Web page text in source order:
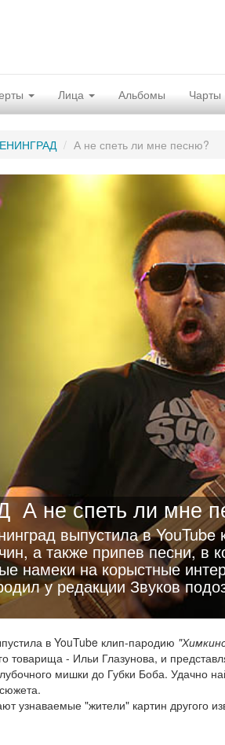
Лица Альбомы Чарты
А не спеть ли мне песню?
А не спеть ли мне
выпустила в
а также припев песни, в
намеки на корыстные
у редакции Звуков
в YouTube клип-пародию
товарища - Ильи Глазунова, и
мишки до Губки Боба. Удачно
узнаваемые "жители" картин другого